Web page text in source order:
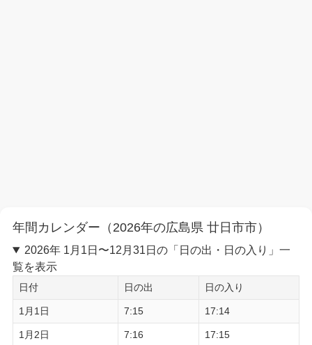
年間カレンダー（2026年の広島県 廿日市市）
2026年 1月1日〜12月31日の「日の出・日の入り」一
覧を表示
日付 日の出 日の入り
1月1日 7:15 17:14
1月2日 7:16 17:15